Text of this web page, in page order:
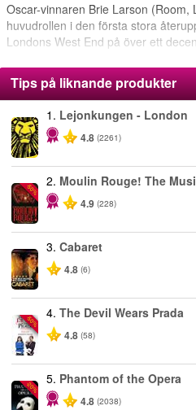
Oscar-vinnaren Brie Larson
huvudrollen i den första stora
Londons West End på över ett
Tips på liknande produkter
1. Lejonkungen - London
4.8 (2261)
-50%
2. Moulin Rouge! The
4.9 (228)
3.Cabaret
4.8 (6)
-50%
4.The Devil Wears Prada
4.8 (58)
-20%
5. Phantom of the Opera
4.8 (2038)